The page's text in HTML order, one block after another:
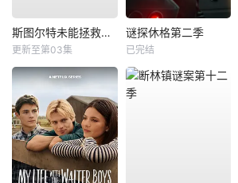
斯图尔特未能拯救宇宙
更新至第03集
谜探休格第二季
已完结